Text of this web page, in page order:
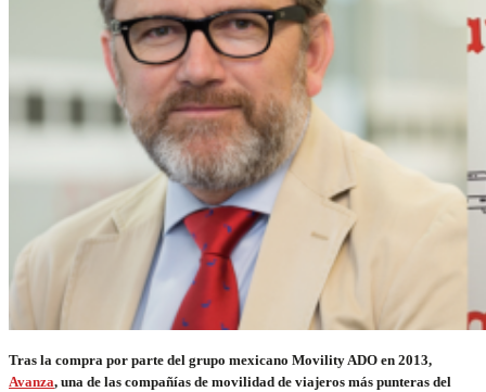
Tras la compra por parte del grupo mexicano Movility ADO en 2013,
Avanza, una de las compañías de movilidad de viajeros más punteras del